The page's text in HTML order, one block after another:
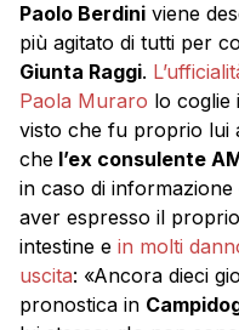
Paolo Berdini viene
più agitato di tutti per
Giunta Raggi.
Paola Muraro lo coglie
visto che fu proprio lui
che l’ex consulente
in caso di
aver espresso il
intestine e in molti
uscita: «Ancora dieci
pronostica in